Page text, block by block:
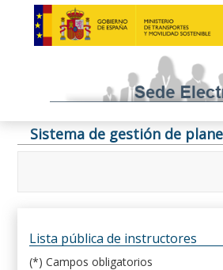
Sistema de gestión de
Lista pública de instructores
(*) Campos obligatorios